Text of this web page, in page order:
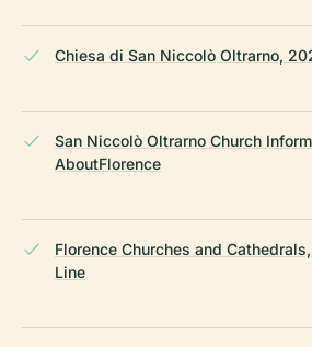
Chiesa di San Niccolò Oltrarno,
San Niccolò Oltrarno Church
AboutFlorence
Florence Churches and
Line